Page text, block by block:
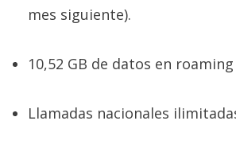
mes siguiente).
10,52 GB de datos en roaming
Llamadas nacionales